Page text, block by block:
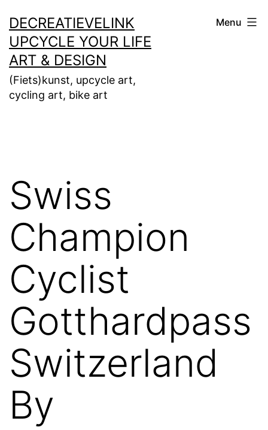
naar
de
inhoud
DECREATIEVELINK
UPCYCLE YOUR LIFE
ART & DESIGN
(Fiets)kunst, upcycle art,
cycling art, bike art
Menu
Swiss
Champion
Cyclist
Gotthardpass
Switzerland
By